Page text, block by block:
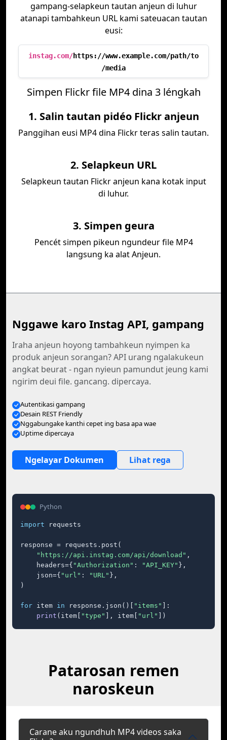
gampang-selapkeun tautan anjeun di luhur
atanapi tambahkeun URL kami sateuacan tautan
eusi:
instag.com/https://www.example.com/path/to
/media
Simpen Flickr file MP4 dina 3 léngkah
1. Salin tautan pidéo Flickr anjeun
Panggihan eusi MP4 dina Flickr teras salin tautan.
2. Selapkeun URL
Selapkeun tautan Flickr anjeun kana kotak input
di luhur.
3. Simpen geura
Pencét simpen pikeun ngundeur file MP4
langsung ka alat Anjeun.
Nggawe karo Instag API, gampang
Iraha anjeun hoyong tambahkeun nyimpen ka
produk anjeun sorangan? API urang ngalakukeun
angkat beurat - ngan nyieun pamundut jeung kami
ngirim deui file. gancang. dipercaya.
Autentikasi gampang
Desain REST Friendly
Nggabungake kanthi cepet ing basa apa wae
Uptime dipercaya
Ngelayar Dokumen Lihat rega
Python
import requests
response = requests.post(
"https://api.instag.com/api/download" ,
    headers={
"Authorization" : "API_KEY" },
    json={
"url" : "URL" },
)
for item in response.json()[ "items"
]:
print (item[ "type" ], item[ "url" ])
Patarosan remen
naroskeun
Carane aku ngundhuh MP4 videos saka